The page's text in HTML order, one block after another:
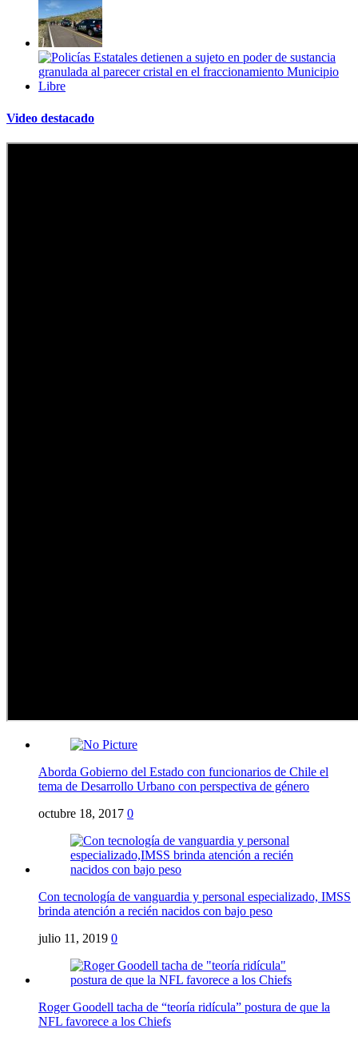
Video destacado
Aborda Gobierno del Estado con funcionarios de Chile el
tema de Desarrollo Urbano con perspectiva de género
octubre 18, 2017 0
Con tecnología de vanguardia y personal especializado, IMSS
brinda atención a recién nacidos con bajo peso
julio 11, 2019 0
Roger Goodell tacha de “teoría ridícula” postura de que la
NFL favorece a los Chiefs